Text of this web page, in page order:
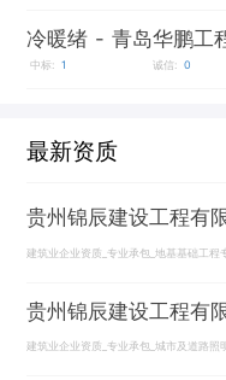
冷暖绪 - 青岛华鹏工
中标: 1 诚信: 0
最新资质
贵州锦辰建设工程有
建筑业企业资质_专业承包_地基基础工程
贵州锦辰建设工程有
建筑业企业资质_专业承包_城市及道路照